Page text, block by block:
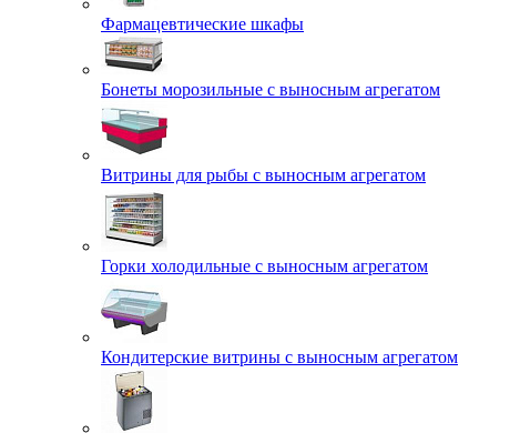
Фармацевтические шкафы
Бонеты морозильные с выносным агрегатом
Витрины для рыбы с выносным агрегатом
Горки холодильные с выносным агрегатом
Кондитерские витрины с выносным агрегатом